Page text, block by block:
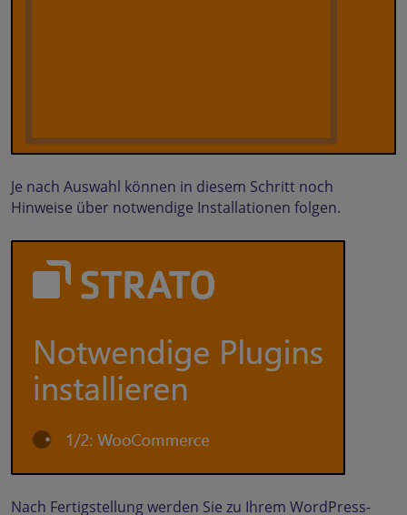
Je nach Auswahl können in diesem Schritt noch
Hinweise über notwendige Installationen folgen.
Nach Fertigstellung werden Sie zu Ihrem WordPress-